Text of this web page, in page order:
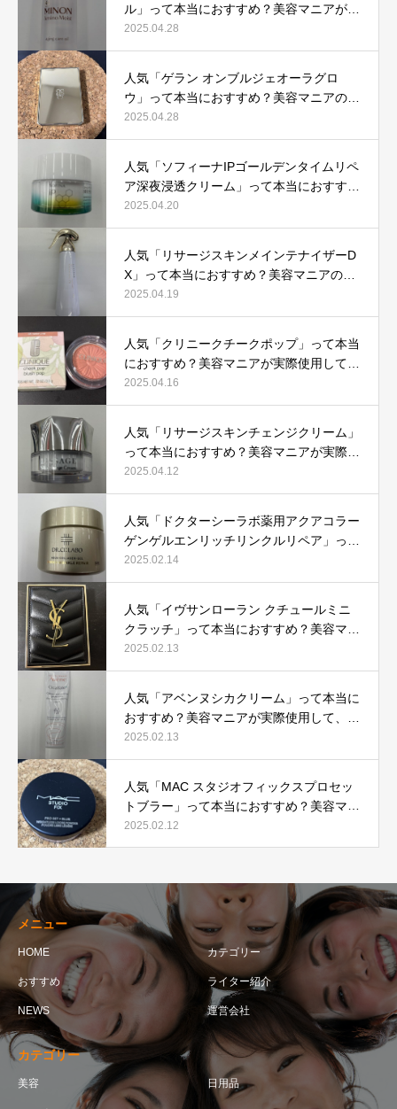
ル」って本当におすすめ？美容マニアが実
際使用して口コミを検証！
2025.04.28
人気「ゲラン オンブルジェオーラグロ
ウ」って本当におすすめ？美容マニアの私
が実際使用して、口コミを検証！
2025.04.28
人気「ソフィーナIPゴールデンタイムリペ
ア深夜浸透クリーム」って本当におすす
め？美容マニアが実際使用して口コミを検
証！
2025.04.20
人気「リサージスキンメインテナイザーD
X」って本当におすすめ？美容マニアの私
が実際使用して、口コミを検証！
2025.04.19
人気「クリニークチークポップ」って本当
におすすめ？美容マニアが実際使用して口
コミを検証！
2025.04.16
人気「リサージスキンチェンジクリーム」
って本当におすすめ？美容マニアが実際使
用して口コミを検証！
2025.04.12
人気「ドクターシーラボ薬用アクアコラー
ゲンゲルエンリッチリンクルリペア」って
本当におすすめ？美容マニアが実際使用し
て口コミを検証
2025.02.14
人気「イヴサンローラン クチュールミニ
クラッチ」って本当におすすめ？美容マニ
アが実際使用して口コミを検証！
2025.02.13
人気「アベンヌシカクリーム」って本当に
おすすめ？美容マニアが実際使用して、口
コミを検証！
2025.02.13
人気「MAC スタジオフィックスプロセッ
トブラー」って本当におすすめ？美容マニ
アが実際使用して口コミを検証！
2025.02.12
メニュー
HOME カテゴリー
おすすめ ライター紹介
NEWS 運営会社
カテゴリー
美容 日用品